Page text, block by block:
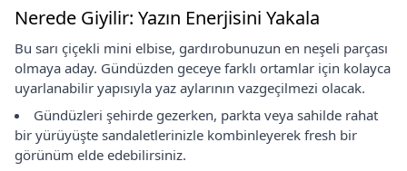
Nerede Giyilir: Yazın Enerjisini Yakala
Bu sarı çiçekli mini elbise, gardırobunuzun en neşeli parçası
olmaya aday. Gündüzden geceye farklı ortamlar için kolayca
uyarlanabilir yapısıyla yaz aylarının vazgeçilmezi olacak.
Gündüzleri şehirde gezerken, parkta veya sahilde rahat
bir yürüyüşte sandaletlerinizle kombinleyerek fresh bir
görünüm elde edebilirsiniz.